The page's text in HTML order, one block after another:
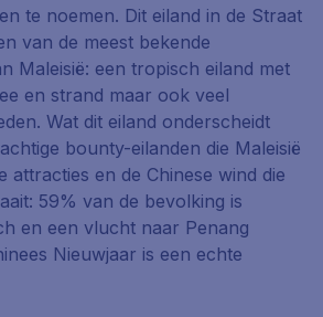
te noemen. Dit eiland in de Straat
van de meest bekende
Maleisië: een tropisch eiland met
en strand maar ook veel
Wat dit eiland onderscheidt
bounty-eilanden die Maleisië
attracties en de Chinese wind die
59% van de bevolking is
en een vlucht naar Penang
Nieuwjaar is een echte